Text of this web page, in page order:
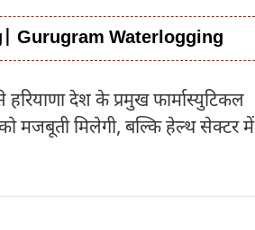
Gurugram Waterlogging
देश के प्रमुख फार्मास्युटिकल
मजबूती मिलेगी, बल्कि हेल्थ सेक्टर में